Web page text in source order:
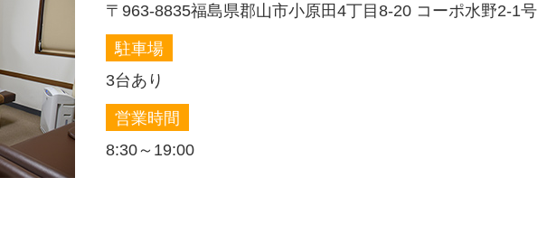
〒963-8835福島県郡山市小原田4丁目8-20 コーポ水野2-1号
駐車場
3台あり
営業時間
8:30～19:00